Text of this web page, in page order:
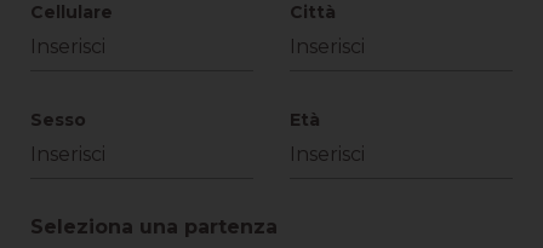
Cellulare Città
Sesso Età
Seleziona una partenza